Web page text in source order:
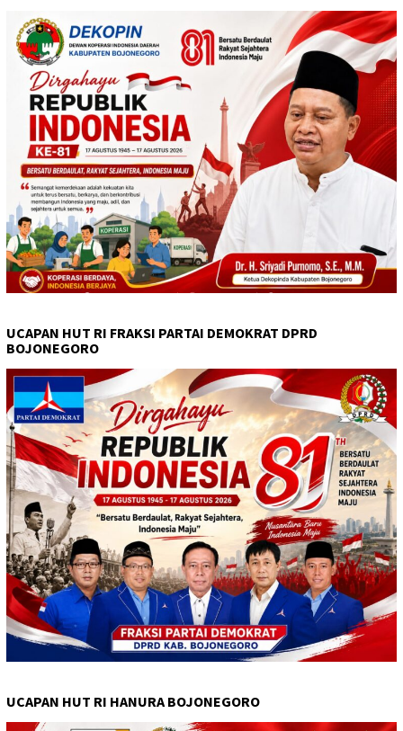
UCAPAN HUT RI FRAKSI PARTAI DEMOKRAT DPRD
BOJONEGORO
UCAPAN HUT RI HANURA BOJONEGORO